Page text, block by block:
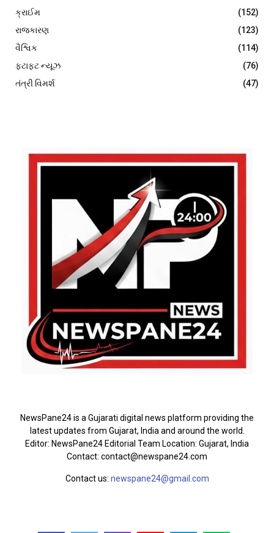
ક્રાઈમ
(152)
રાજકારણ
(123)
વૈશ્વિક
(114)
ફટાફટ ન્યૂઝ
(76)
તંત્રી વિમર્શ
(47)
NewsPane24 is a Gujarati digital news platform providing the
latest updates from Gujarat, India and around the world.
Editor: NewsPane24 Editorial Team Location: Gujarat, India
Contact: contact@newspane24.com
Contact us: newspane24@gmail.com